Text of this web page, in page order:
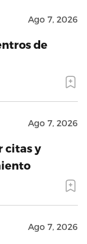
Ago 7, 2026
de
Ago 7, 2026
citas y
Ago 7, 2026